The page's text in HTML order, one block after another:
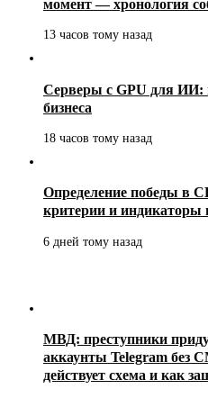
момент — хронология
13 часов тому назад
Серверы с GPU для ИИ:
бизнеса
18 часов тому назад
Определение победы в
критерии и индикаторы
6 дней тому назад
МВД: преступники
аккаунты Telegram без
действует схема и как